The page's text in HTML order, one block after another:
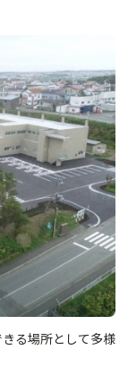
る場所として多様